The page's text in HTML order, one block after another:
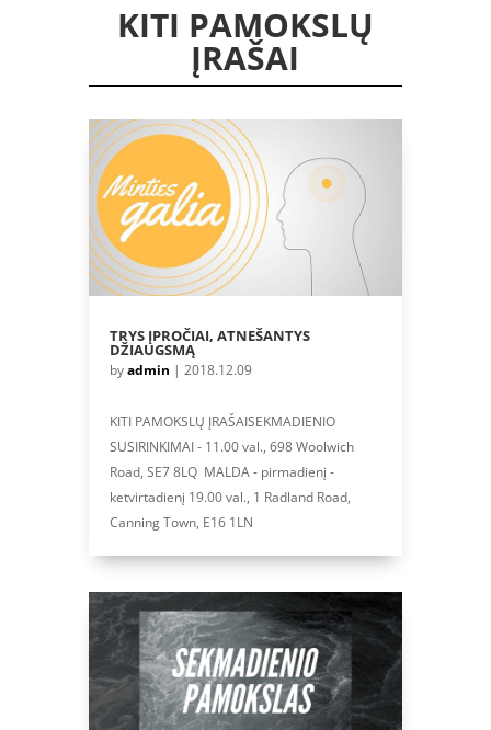
KITI PAMOKSLŲ
ĮRAŠAI
TRYS ĮPROČIAI, ATNEŠANTYS
DŽIAUGSMĄ
byadmin | 2018.12.09
KITI PAMOKSLŲ ĮRAŠAISEKMADIENIO
SUSIRINKIMAI - 11.00 val., 698 Woolwich
Road, SE7 8LQ MALDA - pirmadienį -
ketvirtadienį 19.00 val., 1 Radland Road,
Canning Town, E16 1LN